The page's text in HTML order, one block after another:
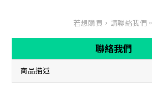
若想購買，請聯絡我們。
聯絡我們
商品描述